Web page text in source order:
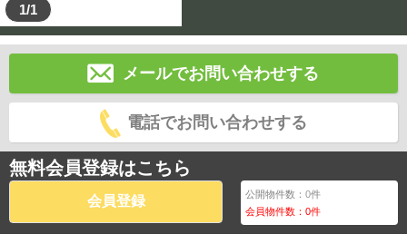
1/1
メールでお問い合わせする
電話でお問い合わせする
無料会員登録はこちら
会員登録 公開物件数：0件
会員物件数：0件